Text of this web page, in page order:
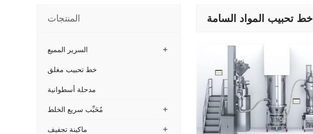
خط تحبيب المواد السامة المنتجات
+ السرير المميع
خط تحبيب مغلق
مدحلة أسطوانية
+ مُحَبِّب سريع الخلط
+ ماكينة تجفيف